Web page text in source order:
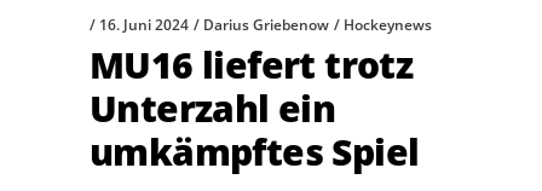
16. Juni 2024 Darius Griebenow Hockeynews
MU16 liefert trotz
Unterzahl ein
umkämpftes Spiel